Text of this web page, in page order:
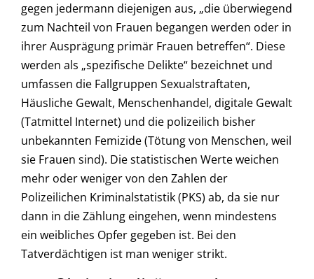
gegen jedermann diejenigen aus, „die überwiegend
zum Nachteil von Frauen begangen werden oder in
ihrer Ausprägung primär Frauen betreffen“. Diese
werden als „spezifische Delikte“ bezeichnet und
umfassen die Fallgruppen Sexualstraftaten,
Häusliche Gewalt, Menschenhandel, digitale Gewalt
(Tatmittel Internet) und die polizeilich bisher
unbekannten Femizide (Tötung von Menschen, weil
sie Frauen sind). Die statistischen Werte weichen
mehr oder weniger von den Zahlen der
Polizeilichen Kriminalstatistik (PKS) ab, da sie nur
dann in die Zählung eingehen, wenn mindestens
ein weibliches Opfer gegeben ist. Bei den
Tatverdächtigen ist man weniger strikt.